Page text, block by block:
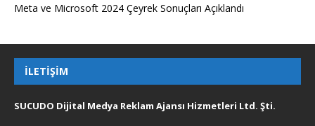
Meta ve Microsoft 2024 Çeyrek Sonuçları Açıklandı
İLETIŞIM
SUCUDO Dijital Medya Reklam Ajansı Hizmetleri Ltd. Şti.